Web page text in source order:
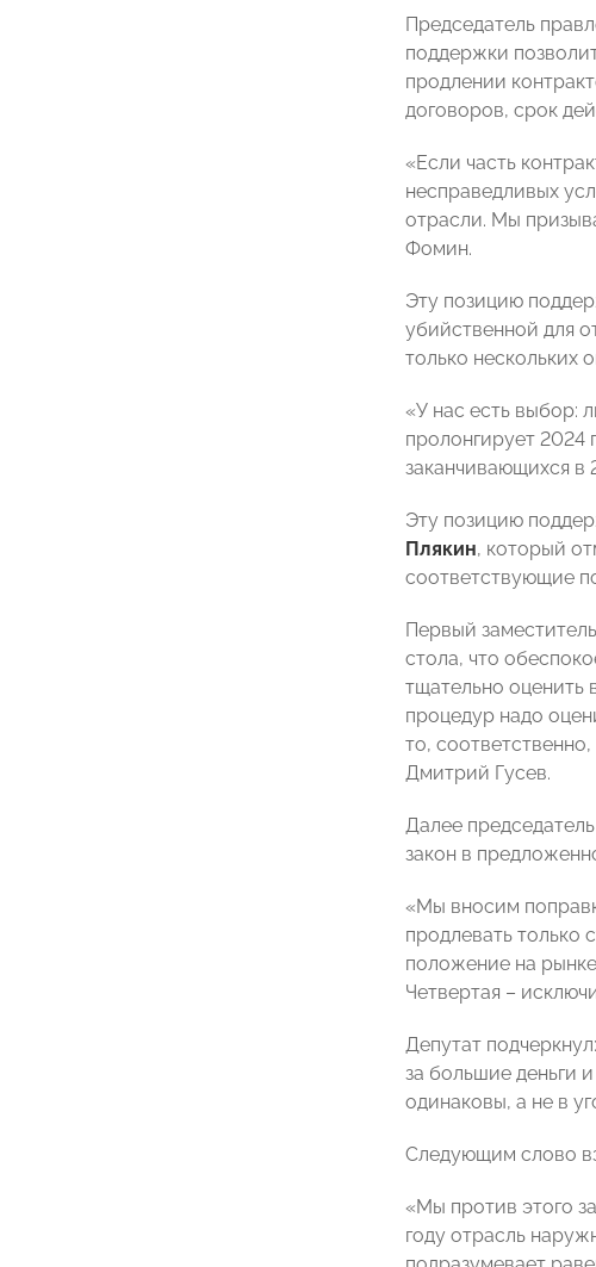
Председатель
поддержки
продлении
договоров, срок
«Если часть
несправедливых
отрасли. Мы
Фомин.
Эту позицию
убийственной для
только нескольких
«У нас есть выбор:
пролонгирует 2024
заканчивающихся в
Эту позицию
Плякин, который
соответствующие
Первый
стола, что
тщательно оценить
процедур надо
то,
Дмитрий Гусев.
Далее
закон в
«Мы вносим
продлевать
положение на
Четвертая –
Депутат
за большие деньги
одинаковы, а не в
Следующим слово
«Мы против этого
году отрасль